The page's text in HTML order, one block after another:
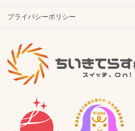
プライバシーポリシー